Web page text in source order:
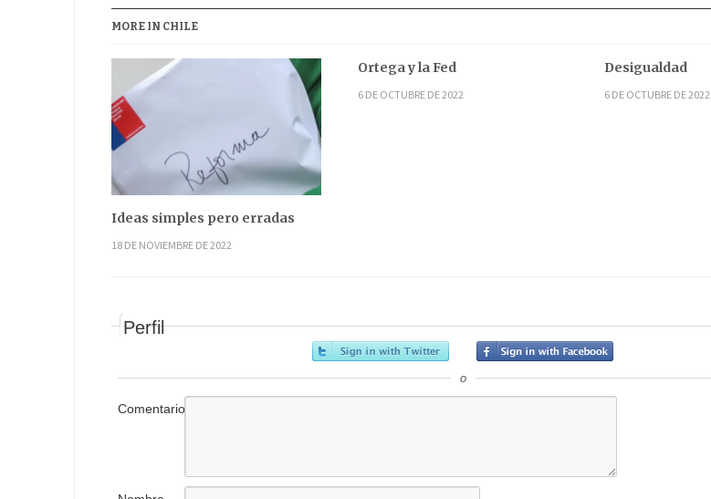
MORE IN CHILE
Ideas simples pero erradas
18 DE NOVIEMBRE DE 2022
Ortega y la Fed
6 DE OCTUBRE DE 2022
Desigualdad
6 DE OCTUBRE DE 2022
Perfil
o
Comentario